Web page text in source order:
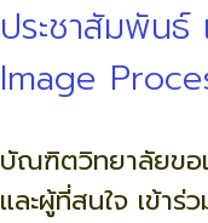
ประชาสัมพันธ์
Image
บัณฑิตวิทยาลัยขอ
และผู้ที่สนใจ เข้า